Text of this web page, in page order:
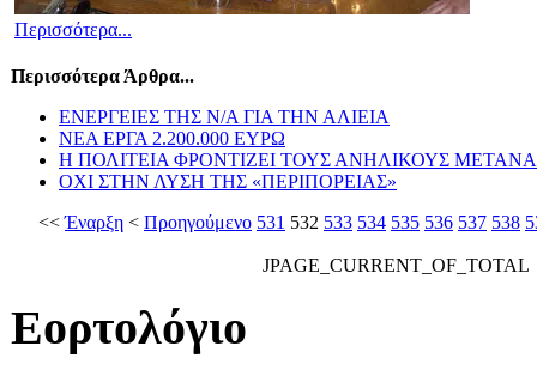
Περισσότερα...
Περισσότερα Άρθρα...
ENEΡΓΕΙΕΣ ΤΗΣ Ν/Α ΓΙΑ ΤΗΝ ΑΛΙΕΙΑ
ΝΕΑ ΕΡΓΑ 2.200.000 ΕΥΡΩ
Η ΠΟΛΙΤΕΙΑ ΦΡΟΝΤΙΖΕΙ ΤΟΥΣ ΑΝΗΛΙΚΟΥΣ
ΟΧΙ ΣΤΗΝ ΛΥΣΗ ΤΗΣ «ΠΕΡΙΠΟΡΕΙΑΣ»
<<Έναρξη < Προηγούμενο 531 532 533 534 535 536 537 538
JPAGE_CURRENT_OF_TOTAL
Εορτολόγιο